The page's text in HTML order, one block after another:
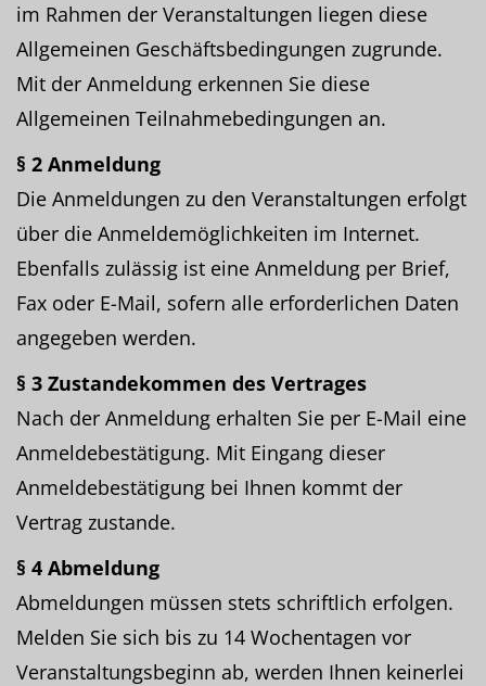
im Rahmen der Veranstaltungen liegen diese
Allgemeinen Geschäftsbedingungen zugrunde.
Mit der Anmeldung erkennen Sie diese
Allgemeinen Teilnahmebedingungen an.
§ 2 Anmeldung
Die Anmeldungen zu den Veranstaltungen erfolgt
über die Anmeldemöglichkeiten im Internet.
Ebenfalls zulässig ist eine Anmeldung per Brief,
Fax oder E-Mail, sofern alle erforderlichen Daten
angegeben werden.
§ 3 Zustandekommen des Vertrages
Nach der Anmeldung erhalten Sie per E-Mail eine
Anmeldebestätigung. Mit Eingang dieser
Anmeldebestätigung bei Ihnen kommt der
Vertrag zustande.
§ 4 Abmeldung
Abmeldungen müssen stets schriftlich erfolgen.
Melden Sie sich bis zu 14 Wochentagen vor
Veranstaltungsbeginn ab, werden Ihnen keinerlei